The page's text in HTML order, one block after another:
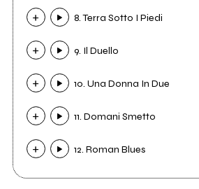
8. Terra Sotto I Piedi
9. Il Duello
10. Una Donna In Due
11. Domani Smetto
12. Roman Blues